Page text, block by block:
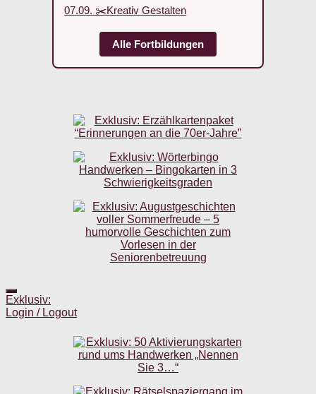
07.09. ✂️Kreativ Gestalten
Alle Fortbildungen
Exklusiv:
Login / Logout